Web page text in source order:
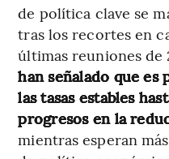
de política clave se
tras los recortes en
últimas reuniones de
han señalado que es
las tasas estables
progresos en la
mientras esperan